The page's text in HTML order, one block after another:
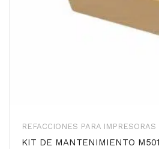
REFACCIONES PARA IMPRESORAS
KIT DE MANTENIMIENTO